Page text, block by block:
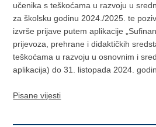
učenika s teškoćama u razvoju u
za školsku godinu 2024./2025. te
izvrše prijave putem aplikacije
prijevoza, prehrane i didaktičkih
teškoćama u razvoju u osnovnim i
aplikacija) do 31. listopada 2024.
Pisane vijesti